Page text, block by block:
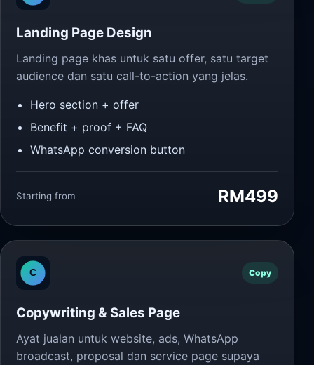
Landing Page Design
Landing page khas untuk satu offer, satu target
audience dan satu call-to-action yang jelas.
Hero section + offer
Benefit + proof + FAQ
WhatsApp conversion button
Starting from RM499
Copy
Copywriting & Sales Page
Ayat jualan untuk website, ads, WhatsApp
broadcast, proposal dan service page supaya